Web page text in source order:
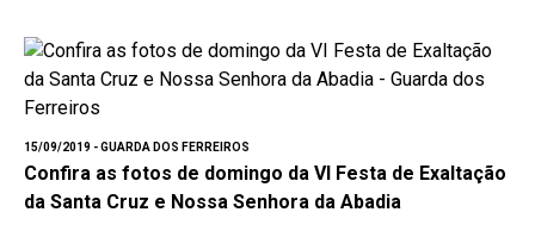
15/09/2019 - GUARDA DOS FERREIROS
Confira as fotos de domingo da VI Festa de Exaltação
da Santa Cruz e Nossa Senhora da Abadia